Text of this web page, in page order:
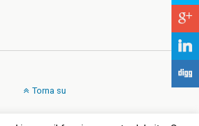
Torna su
c
j
F